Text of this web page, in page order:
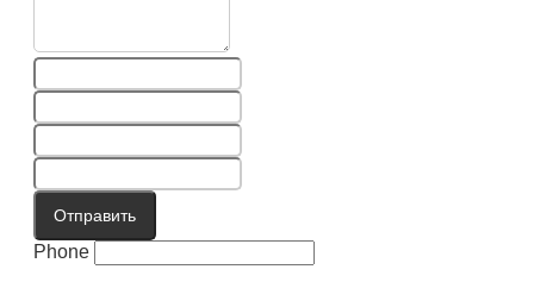
Отправить
Phone